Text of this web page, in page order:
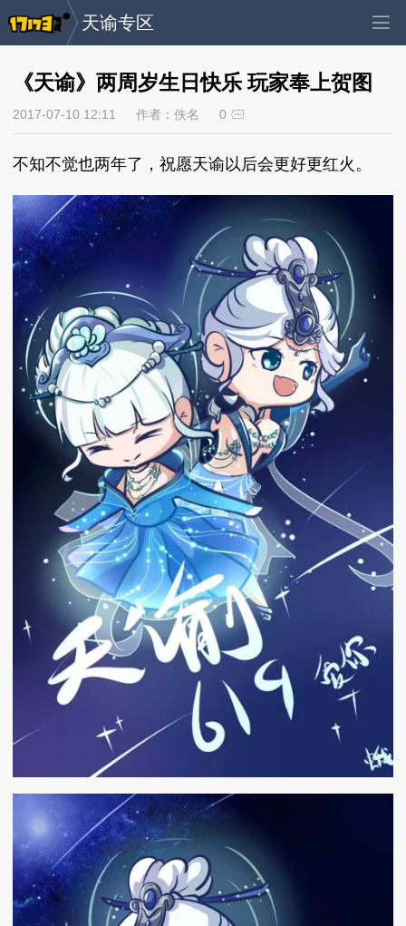
天谕专区
《天谕》两周岁生日快乐 玩家奉上贺图
2017-07-10 12:11 作者：佚名 0
不知不觉也两年了，祝愿天谕以后会更好更红火。